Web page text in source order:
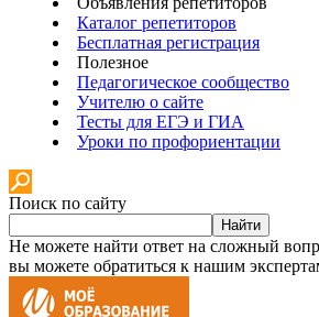
Каталог репетиторов
Бесплатная регистрация
Полезное
Педагогическое сообщество
Учителю о сайте
Тесты для ЕГЭ и ГИА
Уроки по профориентации
Поиск по сайту
Найти
Не можете найти ответ на сложный
вы можете обратиться к нашим